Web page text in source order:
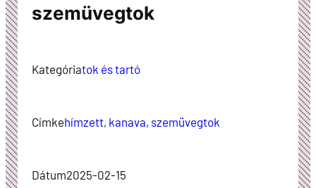
szemüvegtok
Kategóriatok és tartó
Címkehímzett, kanava, szemüvegtok
Dátum2025-02-15